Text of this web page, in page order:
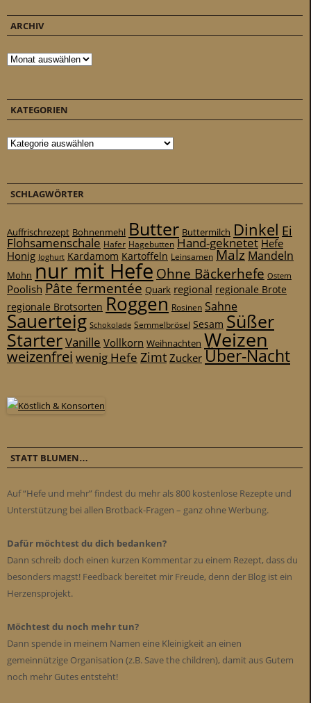
ARCHIV
Archiv
KATEGORIEN
Kategorien
SCHLAGWÖRTER
Auffrischrezept Bohnenmehl Butter Buttermilch Dinkel Ei
Flohsamenschale Hafer Hagebutten Hand-geknetet Hefe
Honig Joghurt Kardamom Kartoffeln Leinsamen Malz Mandeln
Mohn nur mit Hefe Ohne Bäckerhefe Ostern
Poolish Pâte fermentée Quark regional regionale Brote
regionale Brotsorten Roggen Rosinen Sahne
Sauerteig Schokolade Semmelbrösel Sesam Süßer
StarterVanille Vollkorn Weihnachten Weizen
weizenfrei wenig Hefe ZimtZuckerÜber-Nacht
STATT BLUMEN…
Auf “Hefe und mehr” findest du mehr als 800 kostenlose Rezepte und
Unterstützung bei allen Brotback-Fragen – ganz ohne Werbung.
Dafür möchtest du dich bedanken?
Dann schreib doch einen kurzen Kommentar zu einem Rezept, dass du
besonders magst! Feedback bereitet mir Freude, denn der Blog ist ein
Herzensprojekt.
Möchtest du noch mehr tun?
Dann spende in meinem Namen eine Kleinigkeit an einen
gemeinnützige Organisation (z.B. Save the children), damit aus Gutem
noch mehr Gutes entsteht!